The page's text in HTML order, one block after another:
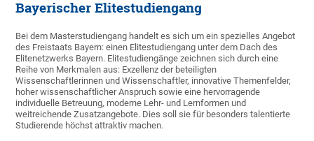
Bayerischer Elitestudiengang
Bei dem Masterstudiengang handelt es sich um ein spezielles Angebot
des Freistaats Bayern: einen Elitestudiengang unter dem Dach des
Elitenetzwerks Bayern. Elitestudiengänge zeichnen sich durch eine
Reihe von Merkmalen aus: Exzellenz der beteiligten
Wissenschaftlerinnen und Wissenschaftler, innovative Themenfelder,
hoher wissenschaftlicher Anspruch sowie eine hervorragende
individuelle Betreuung, moderne Lehr- und Lernformen und
weitreichende Zusatzangebote. Dies soll sie für besonders talentierte
Studierende höchst attraktiv machen.